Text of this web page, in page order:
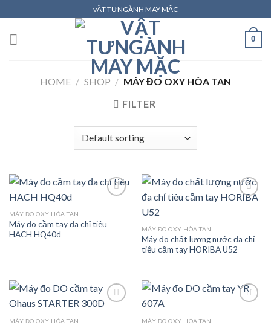
to
content
vẬT TƯNGÀNH MAY MẶC
0
HOME / SHOP / MÁY ĐO OXY HÒA TAN
FILTER
Add to
MÁY ĐO OXY HÒA TAN
Máy đo cầm tay đa chỉ tiêu
HACH HQ40d
MÁY ĐO OXY HÒA TAN
Máy đo chất lượng nước đa chỉ
tiêu cầm tay HORIBA U52
MÁY ĐO OXY HÒA TAN MÁY ĐO OXY HÒA TAN